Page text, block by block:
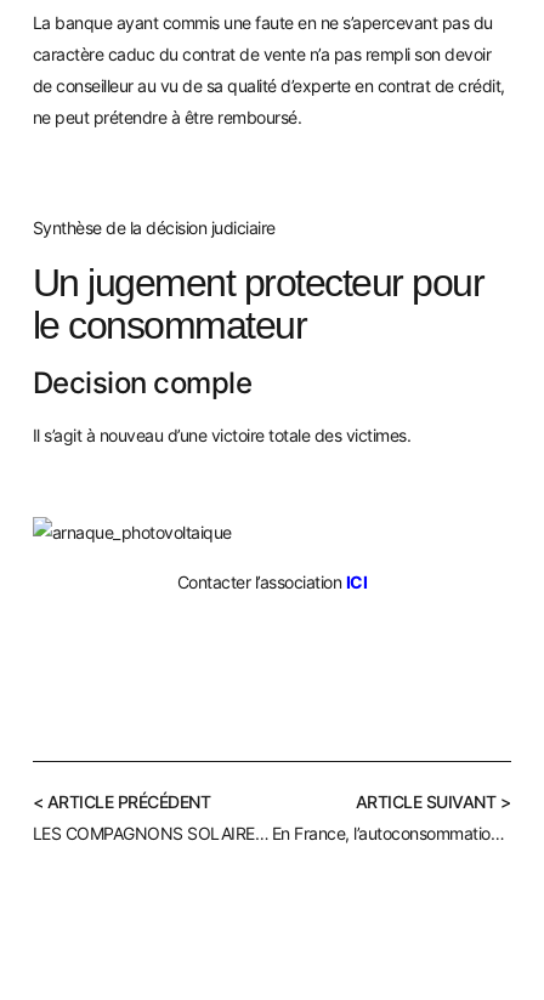
La banque ayant commis une faute en ne s’apercevant pas du
caractère caduc du contrat de vente n’a pas rempli son devoir
de conseilleur au vu de sa qualité d’experte en contrat de crédit,
ne peut prétendre à être remboursé.
Synthèse de la décision judiciaire
Un jugement protecteur pour
le consommateur
Decision comple
Il s’agit à nouveau d’une victoire totale des victimes.
Contacter l’associationICI
< ARTICLE PRÉCÉDENT
LES COMPAGNONS SOLAIRES DOMOFINANCE , DUOS D’ESCROCS.
ARTICLE SUIVANT >
En France, l’autoconsommation photovoltaïque attend encore un rayon de soleil